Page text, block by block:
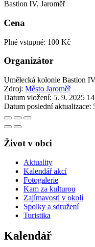
Bastion IV, Jaroměř
Cena
Plné vstupné: 100 Kč
Organizátor
Umělecká kolonie Bastion
Zdroj: Město Jaroměř
Datum vložení: 5. 9. 2025
Datum poslední aktualizace:
Život v obci
Aktuality
Kalendář akcí
Fotogalerie
Kam za kulturou
Zajímavosti v okolí
Spolky a sdružení
Turistika
Kalendář